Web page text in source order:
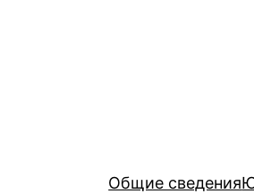
Общие сведения